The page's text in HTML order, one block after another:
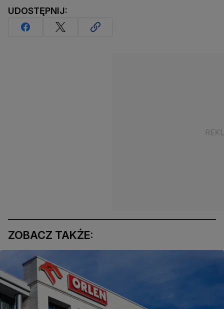
UDOSTĘPNIJ:
ZOBACZ TAKŻE: